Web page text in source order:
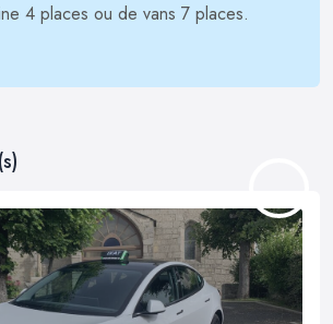
4 places ou de vans 7 places.